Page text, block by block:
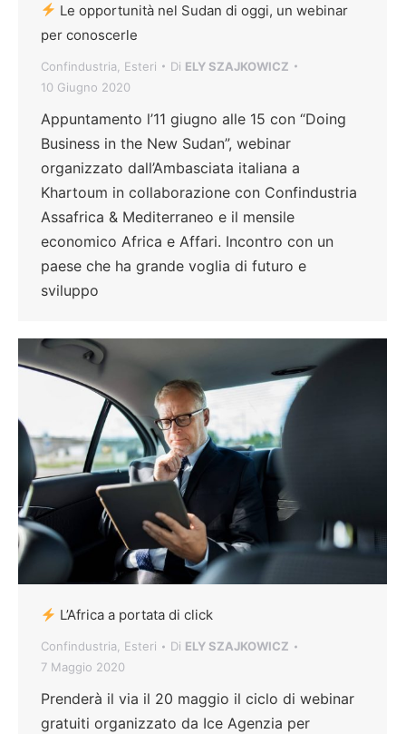
Le opportunità nel Sudan di oggi, un webinar
per conoscerle
Confindustria Esteri Di ELY SZAJKOWICZ
10 Giugno 2020
Appuntamento l’11 giugno alle 15 con “Doing
Business in the New Sudan”, webinar
organizzato dall’Ambasciata italiana a
Khartoum in collaborazione con Confindustria
Assafrica & Mediterraneo e il mensile
economico Africa e Affari. Incontro con un
paese che ha grande voglia di futuro e
sviluppo
L’Africa a portata di click
Confindustria Esteri Di ELY SZAJKOWICZ
7 Maggio 2020
Prenderà il via il 20 maggio il ciclo di webinar
gratuiti organizzato da Ice Agenzia per